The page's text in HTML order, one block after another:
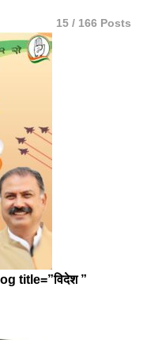
15 / 166 Posts
title=”विदेश ”